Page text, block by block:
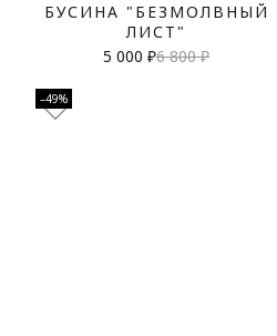
БУСИНА "БЕЗМОЛВНЫЙ
ЛИСТ"
5 000 ₽6 800 ₽
–49%